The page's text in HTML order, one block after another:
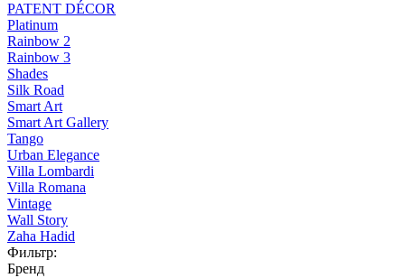
PATENT DÉCOR
Platinum
Rainbow 2
Rainbow 3
Shades
Silk Road
Smart Art
Smart Art Gallery
Tango
Urban Elegance
Villa Lombardi
Villa Romana
Vintage
Wall Story
Zaha Hadid
Фильтр:
Бренд